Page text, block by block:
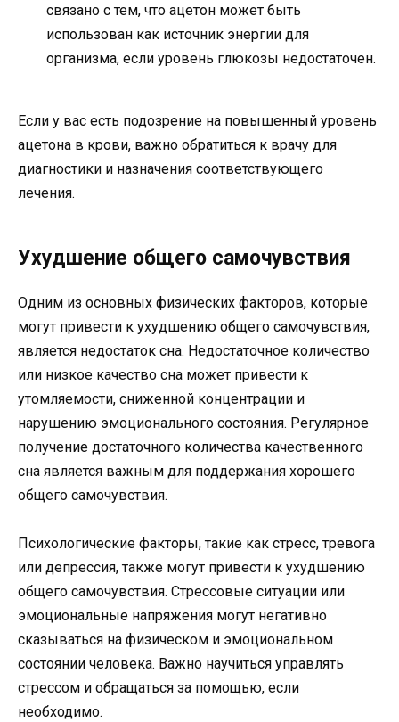
связано с тем, что ацетон может быть
использован как источник энергии для
организма, если уровень глюкозы недостаточен.
Если у вас есть подозрение на повышенный уровень
ацетона в крови, важно обратиться к врачу для
диагностики и назначения соответствующего
лечения.
Ухудшение общего самочувствия
Одним из основных физических факторов, которые
могут привести к ухудшению общего самочувствия,
является недостаток сна. Недостаточное количество
или низкое качество сна может привести к
утомляемости, сниженной концентрации и
нарушению эмоционального состояния. Регулярное
получение достаточного количества качественного
сна является важным для поддержания хорошего
общего самочувствия.
Психологические факторы, такие как стресс, тревога
или депрессия, также могут привести к ухудшению
общего самочувствия. Стрессовые ситуации или
эмоциональные напряжения могут негативно
сказываться на физическом и эмоциональном
состоянии человека. Важно научиться управлять
стрессом и обращаться за помощью, если
необходимо.